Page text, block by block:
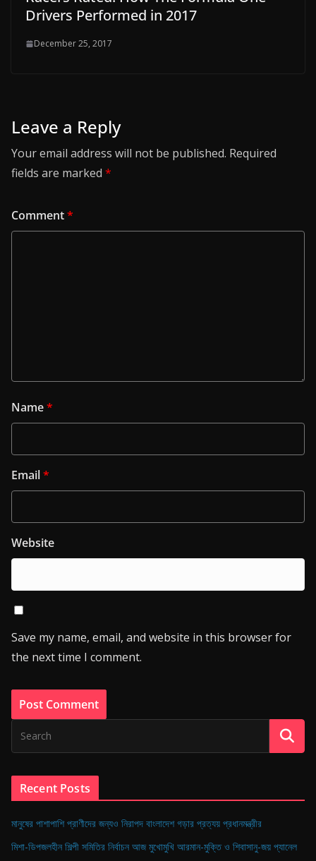
Drivers Performed in 2017
December 25, 2017
Leave a Reply
Your email address will not be published. Required
fields are marked *
Comment*
Name*
Email*
Website
Save my name, email, and website in this browser for
the next time I comment.
Recent Posts
মানুষের পাশাপাশি প্রাণীদের জন্যও নিরাপদ বাংলাদেশ গড়ার প্রত্যয় প্রধানমন্ত্রীর
মিশা-ডিপজলহীন শিল্পী সমিতির নির্বাচন আজ মুখোমুখি আরমান-মুক্তি ও শিবাসানু-জয় প্যানেল